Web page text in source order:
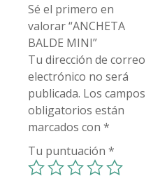
Sé el primero en
valorar “ANCHETA
BALDE MINI”
Tu dirección de correo
electrónico no será
publicada. Los campos
obligatorios están
marcados con *
Tu puntuación *